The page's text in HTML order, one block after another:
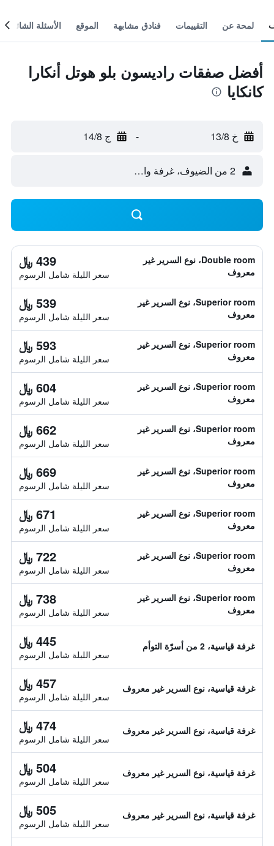
لمحة عن التقييمات فنادق مشابهة الموقع الأسئلة الشائعة
أفضل صفقات راديسون بلو هوتل أنكارا
كانكايا
خ 13/8 - ج 14/8
2 من الضيوف، غرفة واحدة
Double room، نوع السرير غير
معروف
439 ﷼
سعر الليلة شامل الرسوم
Superior room، نوع السرير غير
معروف
539 ﷼
سعر الليلة شامل الرسوم
Superior room، نوع السرير غير
معروف
593 ﷼
سعر الليلة شامل الرسوم
Superior room، نوع السرير غير
معروف
604 ﷼
سعر الليلة شامل الرسوم
Superior room، نوع السرير غير
معروف
662 ﷼
سعر الليلة شامل الرسوم
Superior room، نوع السرير غير
معروف
669 ﷼
سعر الليلة شامل الرسوم
Superior room، نوع السرير غير
معروف
671 ﷼
سعر الليلة شامل الرسوم
Superior room، نوع السرير غير
معروف
722 ﷼
سعر الليلة شامل الرسوم
Superior room، نوع السرير غير
معروف
738 ﷼
سعر الليلة شامل الرسوم
غرفة قياسية، 2 من أسرّة التوأم 445 ﷼
سعر الليلة شامل الرسوم
غرفة قياسية، نوع السرير غير معروف 457 ﷼
سعر الليلة شامل الرسوم
غرفة قياسية، نوع السرير غير معروف 474 ﷼
سعر الليلة شامل الرسوم
غرفة قياسية، نوع السرير غير معروف 504 ﷼
سعر الليلة شامل الرسوم
غرفة قياسية، نوع السرير غير معروف 505 ﷼
سعر الليلة شامل الرسوم